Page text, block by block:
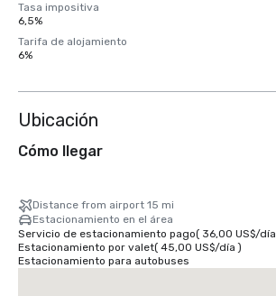
Tasa impositiva
6,5%
Tarifa de alojamiento
6%
Ubicación
Cómo llegar
Distance from airport 15 mi
Estacionamiento en el área
Servicio de estacionamiento pago( 36,00 US$/día
Estacionamiento por valet( 45,00 US$/día )
Estacionamiento para autobuses